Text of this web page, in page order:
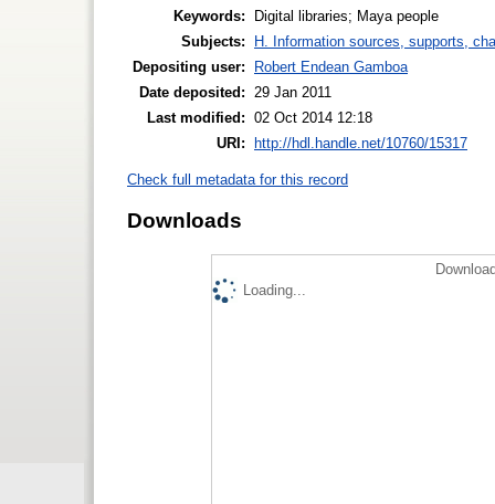
Keywords:
Digital libraries; Maya people
Subjects:
H. Information sources, supports,
Depositing user:
Robert Endean Gamboa
Date deposited:
29 Jan 2011
Last modified: 02 Oct 2014 12:18
URI:
http://hdl.handle.net/10760/15317
Check full metadata for this record
Downloads
Loading...